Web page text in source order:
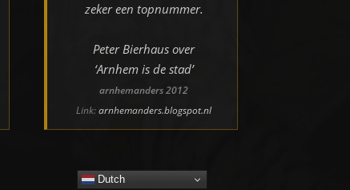
zeker een topnummer.
Peter Bierhaus over
‘Arnhem is de stad’
arnhemanders 2012
Link:arnhemanders.blogspot.nl
Dutch